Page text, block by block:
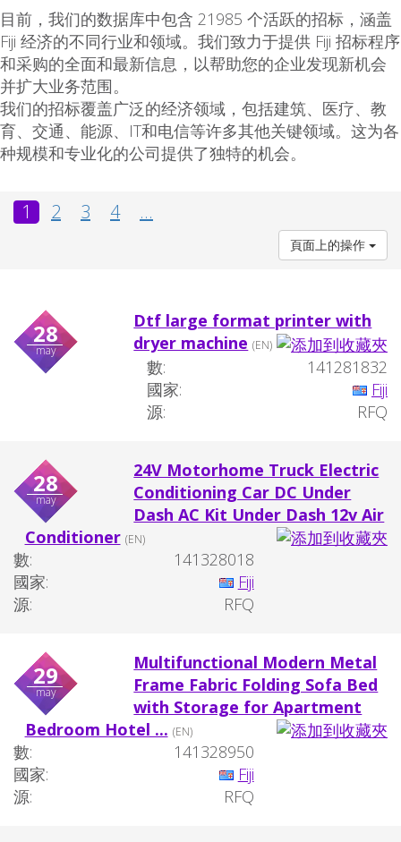
目前，我们的数据库中包含 21985 个活跃的招标，涵盖
Fiji 经济的不同行业和领域。我们致力于提供 Fiji 招标程序
和采购的全面和最新信息，以帮助您的企业发现新机会
并扩大业务范围。
我们的招标覆盖广泛的经济领域，包括建筑、医疗、教
育、交通、能源、IT和电信等许多其他关键领域。这为各
种规模和专业化的公司提供了独特的机会。
1 2 3 4 ...
頁面上的操作
28
may
Dtf large format printer with
dryer machine (EN)
數:
141281832
國家:
Fiji
源:
RFQ
28
may
24V Motorhome Truck Electric
Conditioning Car DC Under
Dash AC Kit Under Dash 12v Air
Conditioner (EN)
數:
141328018
國家:
Fiji
源:
RFQ
29
may
Multifunctional Modern Metal
Frame Fabric Folding Sofa Bed
with Storage for Apartment
Bedroom Hotel ... (EN)
數:
141328950
國家:
Fiji
源:
RFQ